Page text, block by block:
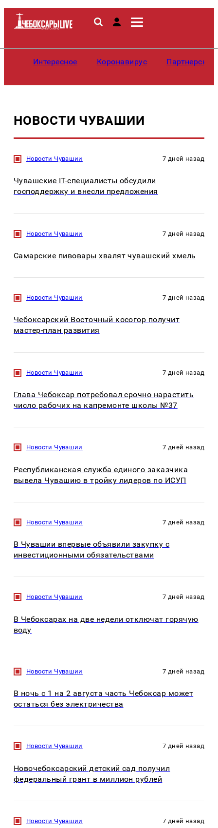
Интересное Коронавирус
НОВОСТИ ЧУВАШИИ
Новости Чувашии 7 дней назад
Чувашские IT-специалисты обсудили
господдержку и внесли предложения
Новости Чувашии 7 дней назад
Самарские пивовары хвалят чувашский хмель
Новости Чувашии 7 дней назад
Чебоксарский Восточный косогор получит
мастер-план развития
Новости Чувашии 7 дней назад
Глава Чебоксар потребовал срочно нарастить
число рабочих на капремонте школы №37
Новости Чувашии 7 дней назад
Республиканская служба единого заказчика
вывела Чувашию в тройку лидеров по ИСУП
Новости Чувашии 7 дней назад
В Чувашии впервые объявили закупку с
инвестиционными обязательствами
Новости Чувашии 7 дней назад
В Чебоксарах на две недели отключат горячую
воду
Новости Чувашии 7 дней назад
В ночь с 1 на 2 августа часть Чебоксар может
остаться без электричества
Новости Чувашии 7 дней назад
Новочебоксарский детский сад получил
федеральный грант в миллион рублей
Новости Чувашии 7 дней назад